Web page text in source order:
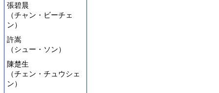
張碧晨
（チャン・ビーチェ
ン）
許嵩
（シュー・ソン）
陳楚生
（チェン・チュウシェ
ン）